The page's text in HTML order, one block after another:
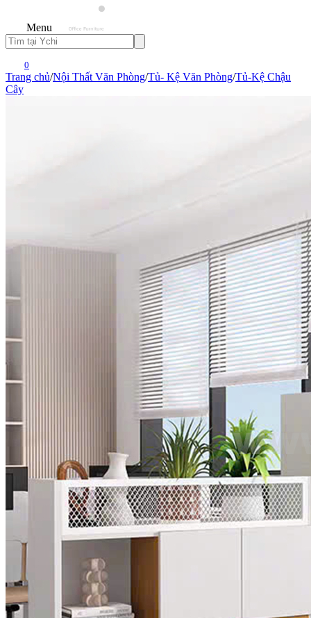
Menu
0
Trang chủ/Nội Thất Văn Phòng/Tủ- Kệ Văn Phòng/Tủ-Kệ Chậu
Cây